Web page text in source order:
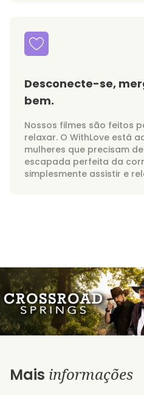
Desconecte-se,
bem.
Nossos filmes são feitos
relaxar. O WithLove está
mulheres que precisam
escapada perfeita da
simplesmente assistir e
Mais informações